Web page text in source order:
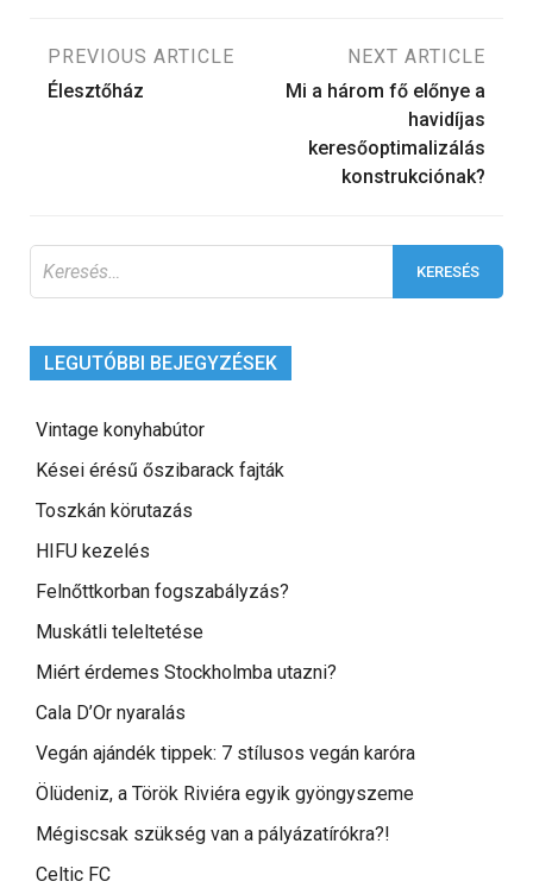
Bejegyzés
PREVIOUS ARTICLE
Élesztőház
NEXT ARTICLE
Mi a három fő előnye a
havidíjas
keresőoptimalizálás
konstrukciónak?
LEGUTÓBBI BEJEGYZÉSEK
Vintage konyhabútor
Kései érésű őszibarack fajták
Toszkán körutazás
HIFU kezelés
Felnőttkorban fogszabályzás?
Muskátli teleltetése
Miért érdemes Stockholmba utazni?
Cala D’Or nyaralás
Vegán ajándék tippek: 7 stílusos vegán karóra
Ölüdeniz, a Török Riviéra egyik gyöngyszeme
Mégiscsak szükség van a pályázatírókra?!
Celtic FC